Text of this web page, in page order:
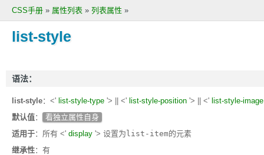
CSS手册 » 属性列表 » 列表属性 »
list-style
语法：
list-style：<' list-style-type '> || <' list-style-position '> || <' list-style-image
默认值：
看独立属性自身
适用于：所有 <' display '> 设置为 list-item的元素
继承性：有